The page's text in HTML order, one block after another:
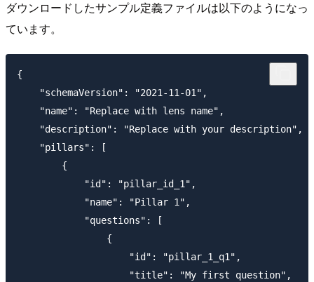
ダウンロードしたサンプル定義ファイルは以下のようになっ
ています。
{
    "schemaVersion": "2021-11-01",
    "name": "Replace with lens name",
    "description": "Replace with your description",
    "pillars": [
        {
            "id": "pillar_id_1",
            "name": "Pillar 1",
            "questions": [
                {
                    "id": "pillar_1_q1",
                    "title": "My first question",